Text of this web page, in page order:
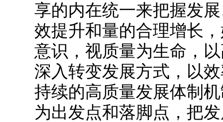
享的内在统一来把握发
效提升和量的合理增长
意识，视质量为生命，
深入转变发展方式，以
持续的高质量发展体制
为出发点和落脚点，把